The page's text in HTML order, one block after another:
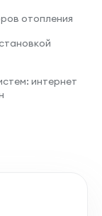
отопления
интернет